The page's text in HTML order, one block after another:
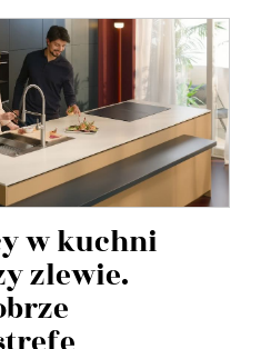
w kuchni
zlewie.